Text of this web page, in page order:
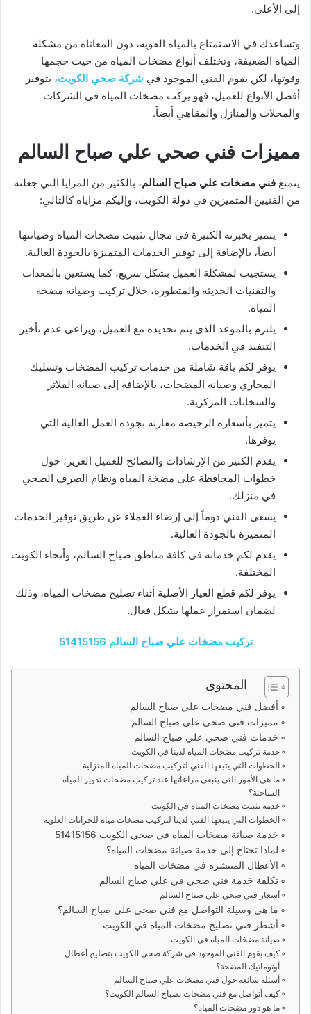
إلى الأعلى.
وتساعدك في الاستمتاع بالمياه القوية، دون المعاناة من مشكلة
المياه الضعيفة، وتختلف أنواع مضخات المياه من حيث حجمها
وقوتها، لكن يقوم الفني الموجود في شركة صحي الكويت، بتوفير
أفضل الأنواع للعميل، فهو يركب مضخات المياه في الشركات
والمحلات والمنازل والمقاهي أيضاً.
مميزات فني صحي علي صباح السالم
يتمتع فني مضخات علي صباح السالم، بالكثير من المزايا التي جعلته
من الفنيين المتميزين في دولة الكويت، وإليكم مزاياه كالتالي:
يتميز بخبرته الكبيرة في مجال تثبيت مضخات المياه وصيانتها
أيضاً، بالإضافة إلى توفير الخدمات المتميزة بالجودة العالية.
يستجيب لمشكلة العميل بشكل سريع، كما يستعين بالمعدات
والتقنيات الحديثة والمتطورة، خلال تركيب وصيانة مضخة
المياه.
يلتزم بالموعد الذي يتم تحديده مع العميل، ويراعي عدم تأخير
التنفيذ في الخدمات.
يوفر لكم باقة شاملة من خدمات تركيب المضخات وتسليك
المجاري وصيانة المضخات، بالإضافة إلى صيانة الفلاتر
والسخانات المركزية.
يتميز بأسعاره الرخيصة مقارنة بجودة العمل العالية التي
يوفرها.
يقدم الكثير من الإرشادات والنصائح للعميل العزيز، حول
خطوات المحافظة على مضخة المياه ونظام الصرف الصحي
في منزلك.
يسعى الفني دوماً إلى إرضاء العملاء عن طريق توفير الخدمات
المتميزة بالجودة العالية.
يقدم لكم خدماته في كافة مناطق صباح السالم، وأنحاء الكويت
المختلفة.
يوفر لكم قطع الغيار الأصلية أثناء تصليح مضخات المياه، وذلك
لضمان استمرار عملها بشكل فعال.
تركيب مضخات علي صباح السالم 51415156
المحتوى
أفضل فني مضخات علي صباح السالم
مميزات فني صحي علي صباح السالم
خدمات فني صحي علي صباح السالم
خدمة تركيب مضخات المياه لدينا في الكويت
الخطوات التي يتبعها الفني لتركيب مضخات المياه المنزلية
ما هي الأمور التي ينبغي مراعاتها عند تركيب مضخات تدوير المياه
الساخنة؟
خدمة تثبيت مضخات المياه في الكويت
الخطوات التي يتبعها الفني لدينا لتركيب مضخات مياه للخزانات العلوية
خدمة صيانة مضخات المياه في صحي الكويت 51415156
لماذا تحتاج إلى خدمة صيانة مضخات المياه؟
الأعطال المنتشرة في مضخات المياه
تكلفة خدمة فني صحي في علي صباح السالم
أسعار فني صحي علي صباح السالم
ما هي وسيلة التواصل مع فني صحي علي صباح السالم؟
أشطر فني تصليح مضخات المياه في الكويت
صيانة مضخات المياه في الكويت
كيف يقوم الفني الموجود في شركة صحي الكويت بتصليح أعطال
أوتوماتيك المضخة؟
أسئلة شائعة حول فني مضخات علي صباح السالم
كيف أتواصل مع فني مضخات بصباح السالم الكويت؟
ما هو دور مضخات المياه؟